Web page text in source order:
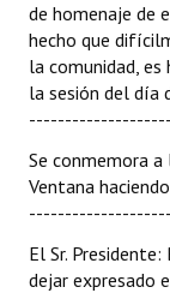
REFORMA DE
de homenaje de
hecho que
la comunidad,
la sesión del día
Se conmemora
Ventana
El Sr.
dejar expresado